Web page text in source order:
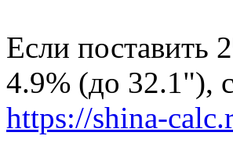
Если поставить
4.9% (до 32.1"),
https://shina-